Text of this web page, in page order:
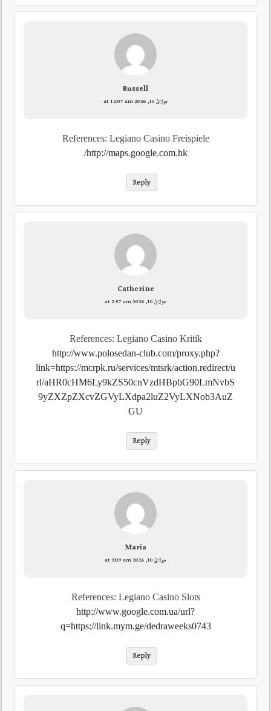
Russell
جولائ 10, 2026 at 12:07 am
References: Legiano Casino Freispiele
http://maps.google.com.hk/
Reply
Catherine
جولائ 10, 2026 at 2:57 am
References: Legiano Casino Kritik
http://www.polosedan-club.com/proxy.php?
link=https://mcrpk.ru/services/mtsrk/action.redirect/u
rl/aHR0cHM6Ly9kZS50cnVzdHBpbG90LmNvbS
9yZXZpZXcvZGVyLXdpa2luZ2VyLXNob3AuZ
GU
Reply
Maria
جولائ 10, 2026 at 3:09 am
References: Legiano Casino Slots
http://www.google.com.ua/url?
q=https://link.mym.ge/dedraweeks0743
Reply